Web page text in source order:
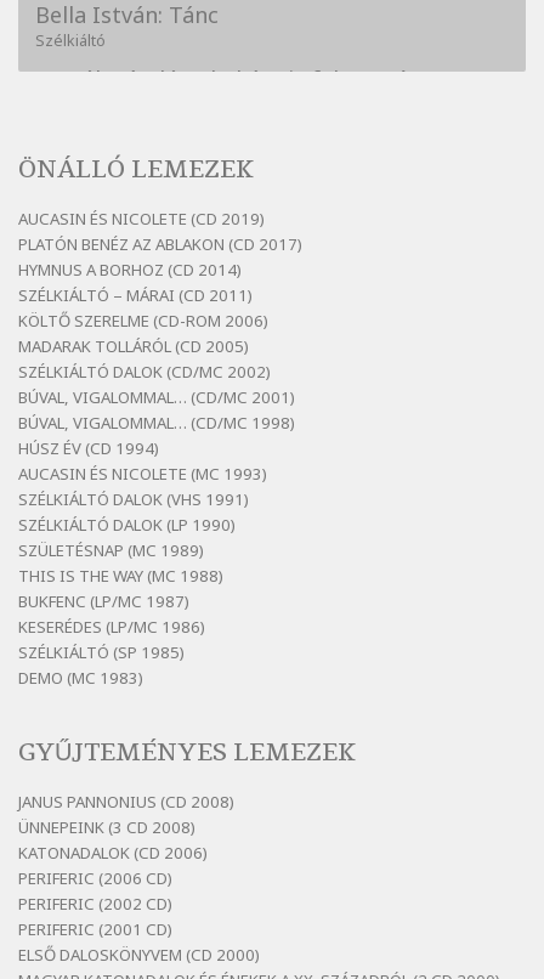
Bella István: Tánc
Szélkiáltó
Bertók László: A kukára is fel vagy írva
Szélkiáltó
Bertók László: Az arcodra, ha nem vigyázol
Szélkiáltó
Bertók László: Dinnye Döme
Szélkiáltó
Bertók László: Diófa-levélen
Szélkiáltó
Bertók László: El-elképzelem a falansztert
Szélkiáltó
Bertók László: Elmenni kevés, itt maradni
sok
Szélkiáltó
Bertók László: Mintha már pénteken
vasárnap
Szélkiáltó
Bertók László: Ó, az a hol volt vicinális
Bertók László: Vásáros
Szélkiáltó
Bertók László: Vizibolt
Szélkiáltó
Bornemissza Endre: Szitakötő
Szélkiáltó
Detlev von Liliencron: Bölcsődal
ÖNÁLLÓ LEMEZEK
AUCASIN ÉS NICOLETE (CD 2019)
PLATÓN BENÉZ AZ ABLAKON (CD 2017)
HYMNUS A BORHOZ (CD 2014)
SZÉLKIÁLTÓ – MÁRAI (CD 2011)
KÖLTŐ SZERELME (CD-ROM 2006)
MADARAK TOLLÁRÓL (CD 2005)
SZÉLKIÁLTÓ DALOK (CD/MC 2002)
BÚVAL, VIGALOMMAL… (CD/MC 2001)
BÚVAL, VIGALOMMAL… (CD/MC 1998)
HÚSZ ÉV (CD 1994)
AUCASIN ÉS NICOLETE (MC 1993)
SZÉLKIÁLTÓ DALOK (VHS 1991)
SZÉLKIÁLTÓ DALOK (LP 1990)
SZÜLETÉSNAP (MC 1989)
THIS IS THE WAY (MC 1988)
BUKFENC (LP/MC 1987)
KESERÉDES (LP/MC 1986)
SZÉLKIÁLTÓ (SP 1985)
DEMO (MC 1983)
GYŰJTEMÉNYES LEMEZEK
JANUS PANNONIUS (CD 2008)
ÜNNEPEINK (3 CD 2008)
KATONADALOK (CD 2006)
PERIFERIC (2006 CD)
PERIFERIC (2002 CD)
PERIFERIC (2001 CD)
ELSŐ DALOSKÖNYVEM (CD 2000)